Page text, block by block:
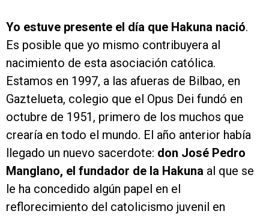
Yo estuve presente el día que Hakuna nació.
Es posible que yo mismo contribuyera al
nacimiento de esta asociación católica.
Estamos en 1997, a las afueras de Bilbao, en
Gaztelueta, colegio que el Opus Dei fundó en
octubre de 1951, primero de los muchos que
crearía en todo el mundo. El año anterior había
llegado un nuevo sacerdote: don José Pedro
Manglano, el fundador de la Hakuna al que se
le ha concedido algún papel en el
reflorecimiento del catolicismo juvenil en